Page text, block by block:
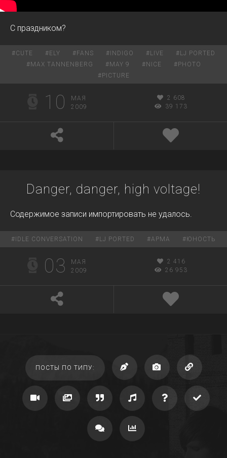
С праздником?
#CUTE # ELY # FANS # INDIGO # LIVE # LJ PORTED
# MAX TANNENBERG # MAY 9 # NICE # PHOTO
# PICTURE
10
МАЯ
2009
2 608
39 173
Danger, danger, high voltage!
Содержимое записи импортировать не удалось.
# IDLE CONVERSATION # LJ PORTED #АРМА # ЮНОСТЬ
03
МАЯ
2009
2 416
26 953
ПОСТЫ ПО ТИПУ: